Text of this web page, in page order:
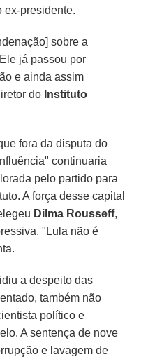
ex-presidente.
sobre a
já passou por
e ainda assim
do Instituto
fora da disputa do
continuaria
pelo partido para
A força desse capital
Dilma Rousseff,
"Lula não é
a despeito das
também não
político e
A sentença de nove
e lavagem de